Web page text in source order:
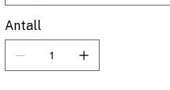
Antall